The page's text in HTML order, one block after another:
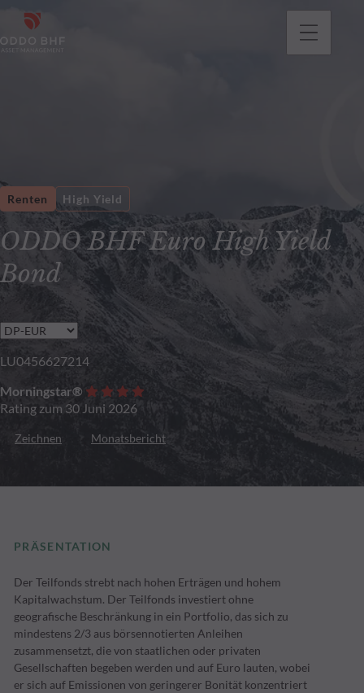
ODDO BHF Euro High Yield
Bond
Renten High Yield
LU0456627214
Morningstar®
Rating zum 30 Juni 2026
Zeichnen Monatsbericht
PRÄSENTATION
Der Teilfonds strebt nach hohen Erträgen und hohem
Kapitalwachstum. Der Teilfonds investiert ohne
geografische Beschränkung in ein Portfolio, das sich zu
mindestens 2/3 aus börsennotierten Anleihen
zusammensetzt, die von staatlichen oder privaten
Gesellschaften begeben werden und auf Euro lauten, wobei
er sich auf Emissionen von geringerer Bonität konzentriert